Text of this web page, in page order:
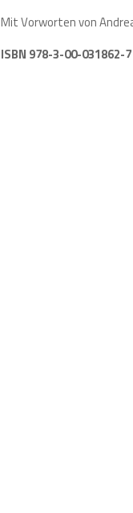
Mit Vorworten von
ISBN 978-3-00-031862-7